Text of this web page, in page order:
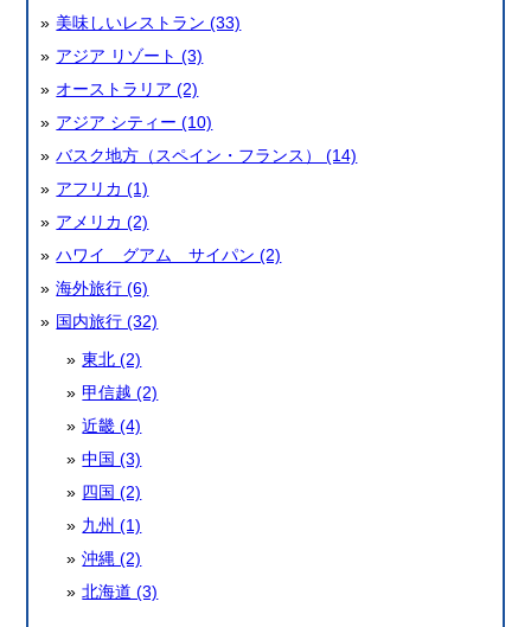
美味しいレストラン (33)
アジア リゾート (3)
オーストラリア (2)
アジア シティー (10)
バスク地方（スペイン・フランス） (14)
アフリカ (1)
アメリカ (2)
ハワイ グアム サイパン (2)
海外旅行 (6)
国内旅行 (32)
東北 (2)
甲信越 (2)
近畿 (4)
中国 (3)
四国 (2)
九州 (1)
沖縄 (2)
北海道 (3)